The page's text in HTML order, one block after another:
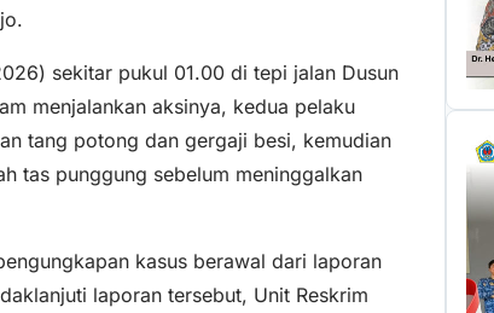
sekitar pukul 01.00 di tepi jalan Dusun
menjalankan aksinya, kedua pelaku
tang potong dan gergaji besi, kemudian
tas punggung sebelum meninggalkan
kasus berawal dari laporan
laporan tersebut, Unit Reskrim